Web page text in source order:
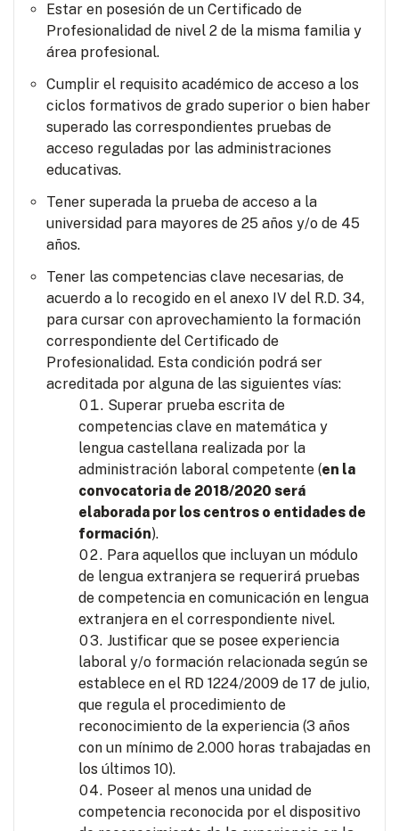
Estar en posesión de un Certificado de
Profesionalidad de nivel 2 de la misma familia y
área profesional.
Cumplir el requisito académico de acceso a los
ciclos formativos de grado superior o bien haber
superado las correspondientes pruebas de
acceso reguladas por las administraciones
educativas.
Tener superada la prueba de acceso a la
universidad para mayores de 25 años y/o de 45
años.
Tener las competencias clave necesarias, de
acuerdo a lo recogido en el anexo IV del R.D. 34,
para cursar con aprovechamiento la formación
correspondiente del Certificado de
Profesionalidad. Esta condición podrá ser
acreditada por alguna de las siguientes vías:
Superar prueba escrita de
competencias clave en matemática y
lengua castellana realizada por la
administración laboral competente (en la
convocatoria de 2018/2020 será
elaborada por los centros o entidades de
formación).
Para aquellos que incluyan un módulo
de lengua extranjera se requerirá pruebas
de competencia en comunicación en lengua
extranjera en el correspondiente nivel.
Justificar que se posee experiencia
laboral y/o formación relacionada según se
establece en el RD 1224/2009 de 17 de julio,
que regula el procedimiento de
reconocimiento de la experiencia (3 años
con un mínimo de 2.000 horas trabajadas en
los últimos 10).
Poseer al menos una unidad de
competencia reconocida por el dispositivo